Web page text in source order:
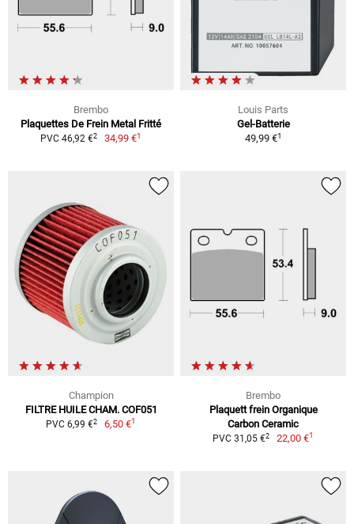
Brembo
Plaquettes De Frein Metal Fritté
PVC 46,92 €2 34,99 €1
Louis Parts
Gel-Batterie
49,99 €1
Champion
FILTRE HUILE CHAM. COF051
PVC 6,99 €2 6,50 €1
Brembo
Plaquett frein Organique
Carbon Ceramic
PVC 31,05 €2 22,00 €1